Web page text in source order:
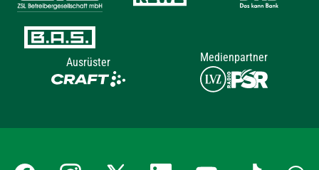
Ausrüster Medienpartner